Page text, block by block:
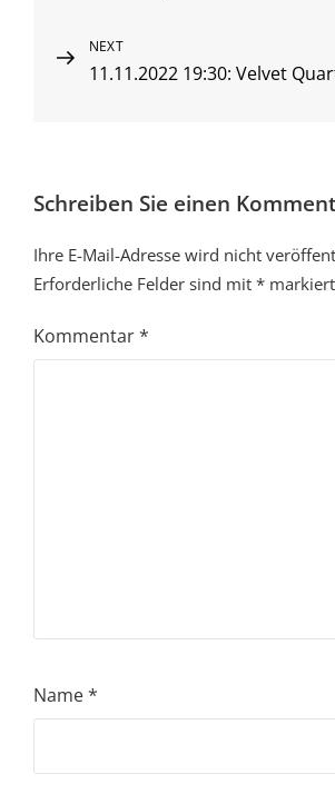
Next
Post
NEXT
11.11.2022 19:30: Velvet
Schreiben Sie einen
Ihre E-Mail-Adresse wird nicht
Erforderliche Felder sind mit * markiert
Kommentar*
Name*